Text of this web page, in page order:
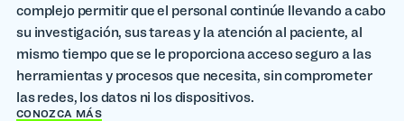
complejo permitir que el personal continúe llevando a cabo
su investigación, sus tareas y la atención al paciente, al
mismo tiempo que se le proporciona acceso seguro a las
herramientas y procesos que necesita, sin comprometer
las redes, los datos ni los dispositivos.
CONOZCA MÁS